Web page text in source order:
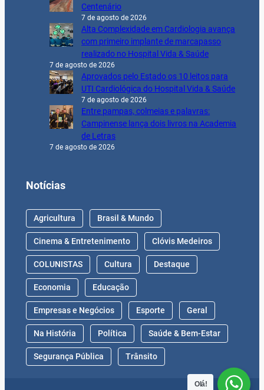
Centenário
7 de agosto de 2026
Alta Complexidade em Cardiologia avança
com primeiro implante de marcapasso
realizado no Hospital Vida & Saúde
7 de agosto de 2026
Aprovados pelo Estado os 10 leitos para
UTI Cardiológica do Hospital Vida & Saúde
7 de agosto de 2026
Entre pampas, colmeias e palavras:
Campinense lança dois livros na Academia
de Letras
7 de agosto de 2026
Notícias
Agricultura Brasil & Mundo
Cinema & Entretenimento Clóvis Medeiros
COLUNISTAS Cultura Destaque
Economia Educação
Empresas e Negócios Esporte Geral
Na História Política Saúde & Bem-Estar
Segurança Pública Trânsito
Olá!